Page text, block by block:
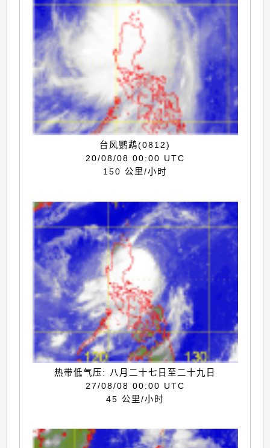
台风鹦鹉(0812)
20/08/08 00:00 UTC
150 公里/小时
热带低气压: 八月二十七日至二十九日
27/08/08 00:00 UTC
45 公里/小时